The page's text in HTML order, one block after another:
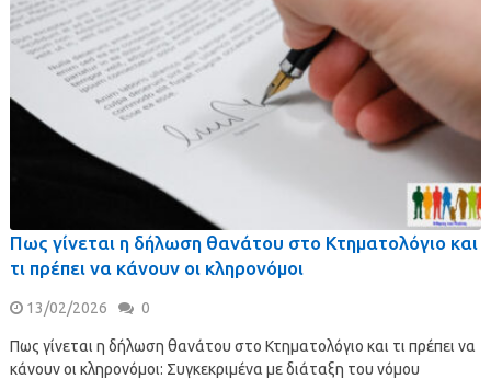
Πως γίνεται η δήλωση θανάτου στο Κτηματολόγιο και
τι πρέπει να κάνουν οι κληρονόμοι
13/02/2026 0
Πως γίνεται η δήλωση θανάτου στο Κτηματολόγιο και τι πρέπει να
κάνουν οι κληρονόμοι: Συγκεκριμένα με διάταξη του νόμου